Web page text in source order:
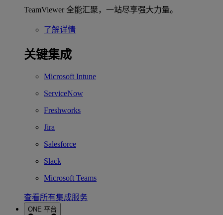
TeamViewer 全能汇聚，一站尽享强大力量。
了解详情
关键集成
Microsoft Intune
ServiceNow
Freshworks
Jira
Salesforce
Slack
Microsoft Teams
查看所有集成服务
ONE 平台